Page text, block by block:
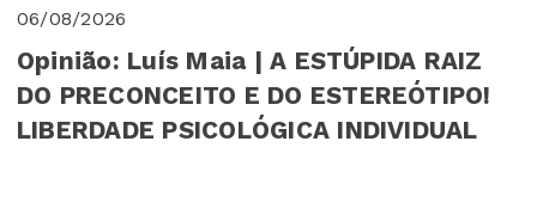
06/08/2026
Opinião: Luís Maia | A ESTÚPIDA RAIZ
DO PRECONCEITO E DO ESTEREÓTIPO!
LIBERDADE PSICOLÓGICA INDIVIDUAL